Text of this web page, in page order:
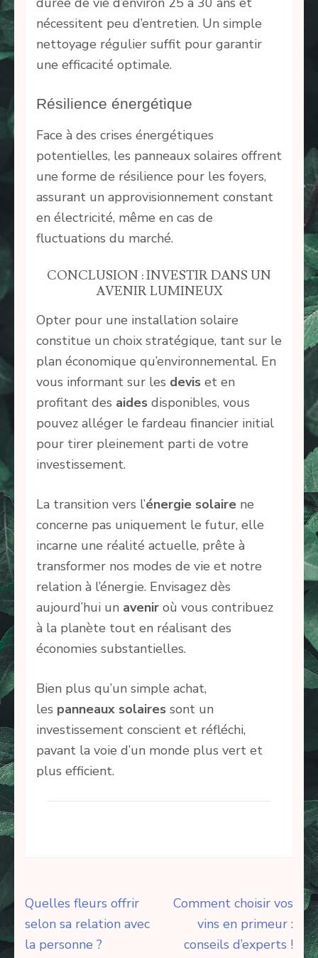
nécessitent peu d’entretien. Un simple
nettoyage régulier suffit pour garantir
une efficacité optimale.
Résilience énergétique
Face à des crises énergétiques
potentielles, les panneaux solaires offrent
une forme de résilience pour les foyers,
assurant un approvisionnement constant
en électricité, même en cas de
fluctuations du marché.
CONCLUSION : INVESTIR DANS UN
AVENIR LUMINEUX
Opter pour une installation solaire
constitue un choix stratégique, tant sur le
plan économique qu’environnemental. En
vous informant sur les devis et en
profitant des aides disponibles, vous
pouvez alléger le fardeau financier initial
pour tirer pleinement parti de votre
investissement.
La transition vers l’énergie solaire ne
concerne pas uniquement le futur, elle
incarne une réalité actuelle, prête à
transformer nos modes de vie et notre
relation à l’énergie. Envisagez dès
aujourd’hui un avenir où vous contribuez
à la planète tout en réalisant des
économies substantielles.
Bien plus qu’un simple achat,
les panneaux solaires sont un
investissement conscient et réfléchi,
pavant la voie d’un monde plus vert et
plus efficient.
Navigation
de
l’article
Quelles fleurs offrir
selon sa relation avec
la personne ?
Comment choisir vos
vins en primeur :
conseils d’experts !